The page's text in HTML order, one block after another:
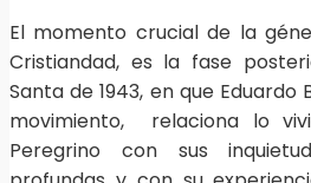
El momento crucial de la
Cristiandad, es la fase
Santa de 1943, en que
movimiento, relaciona lo
Peregrino con sus